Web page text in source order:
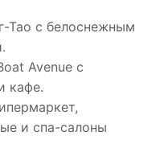
Тао с белоснежным
Avenue с
кафе.
и спа-салоны